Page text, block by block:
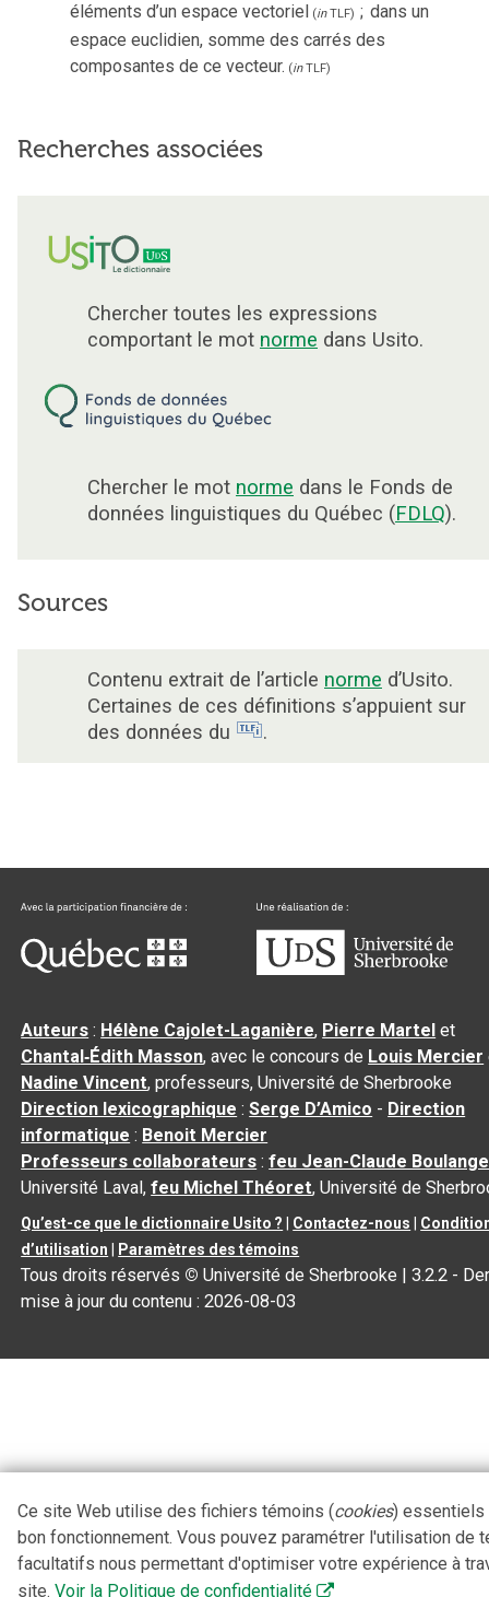
éléments d’un espace vectoriel (inTLF) ; dans un
espace euclidien, somme des carrés des
composantes de ce vecteur. (inTLF)
Recherches associées
Chercher toutes les expressions
comportant le mot norme dans Usito.
Chercher le mot norme dans le Fonds de
données linguistiques du Québec (FDLQ).
Sources
Contenu extrait de l’article norme d’Usito.
Certaines de ces définitions s’appuient sur
des données du
.
Auteurs : Hélène Cajolet-Laganière, Pierre Martel et
Chantal‑Édith Masson, avec le concours de Louis Mercier
Nadine Vincent, professeurs, Université de Sherbrooke
Direction lexicographique :Serge D’Amico - Direction
informatique : Benoit Mercier
Professeurs collaborateurs :feu Jean-Claude
Université Laval,feu Michel Théoret, Université de
Qu’est-ce que le dictionnaire Usito ? Contactez-nous
d’utilisation
Paramètres des témoins
Tous droits réservés © Université de Sherbrooke |3.2.2 -
mise à jour du contenu :2026-08-03
Ce site Web utilise des fichiers témoins (cookies) essentiels
bon fonctionnement. Vous pouvez paramétrer l'utilisation de
facultatifs nous permettant d'optimiser votre expérience à
site. Voir la Politique de confidentialité